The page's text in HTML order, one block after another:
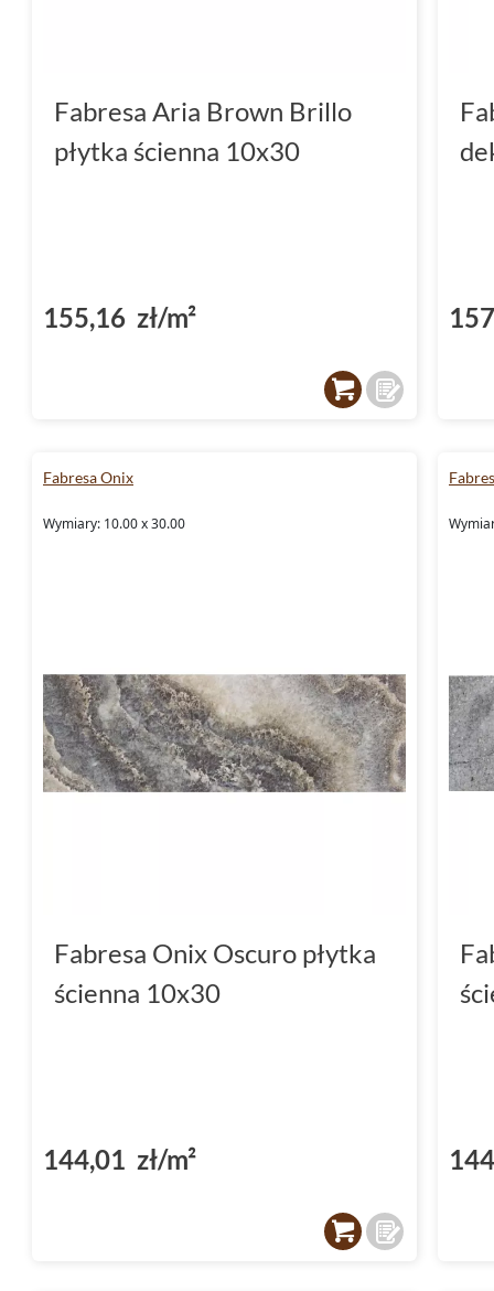
Fabresa Aria Brown Brillo
płytka ścienna 10x30
155,16 zł/m²
Fabresa Onix
Wymiary: 10.00 x 30.00
Fabresa Onix Oscuro płytka
ścienna 10x30
144,01 zł/m²